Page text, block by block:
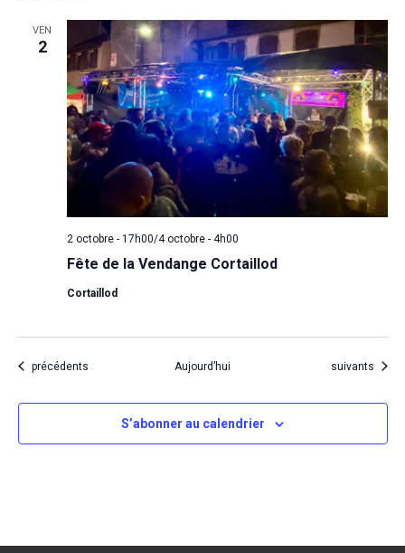
VEN
2
Fête de la Vendange Cortaillod
2 octobre - 17h00/4 octobre - 4h00
Cortaillod
Évènements
précédents Aujourd’hui Évènements
suivants
S’abonner au calendrier